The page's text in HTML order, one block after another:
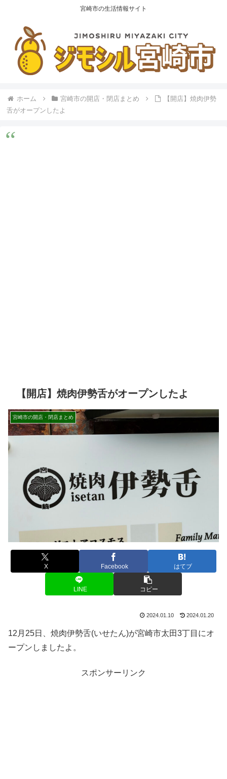
宮崎市の生活情報サイト
ホーム 宮崎市の開店・閉店まとめ
【開店】焼肉伊勢
舌がオープンしたよ
【開店】焼肉伊勢舌がオープンしたよ
宮崎市の開店・閉店まとめ
X Facebook はてブ
LINE コピー
2024.01.10 2024.01.20
12月25日、焼肉伊勢舌(いせたん)が宮崎市太田3丁目にオ
ープンしましたよ。
スポンサーリンク